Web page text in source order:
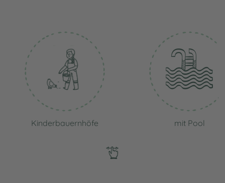
Kinderbauernhöfe mit Pool